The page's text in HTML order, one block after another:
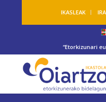
IKASLEAK
“Etorkizunari